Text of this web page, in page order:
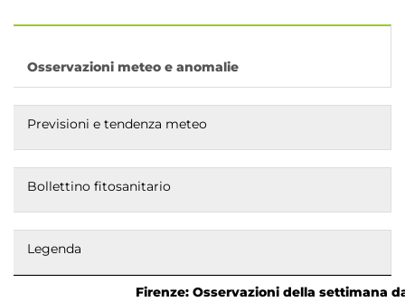
Osservazioni meteo e anomalie
Previsioni e tendenza meteo
Bollettino fitosanitario
Legenda
Firenze: Osservazioni della settimana